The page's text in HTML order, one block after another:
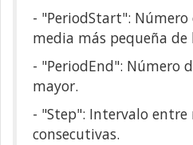
- "PeriodStart": Número
media más pequeña de
- "PeriodEnd": Número
mayor.
- "Step": Intervalo entre
consecutivas.